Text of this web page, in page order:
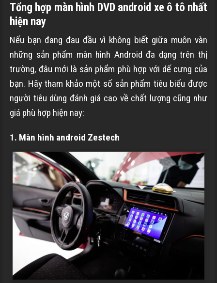
Tổng hợp màn hình DVD android xe ô tô nhất
hiện nay
Nếu bạn đang đau đầu vì không biết giữa muôn vàn
những sản phẩm màn hình Android đa dạng trên thị
trường, đâu mới là sản phẩm phù hợp với dế cưng của
bạn. Hãy tham khảo một số sản phẩm tiêu biểu được
người tiêu dùng đánh giá cao về chất lượng cũng như
giá phù hợp hiện nay:
1. Màn hình android Zestech